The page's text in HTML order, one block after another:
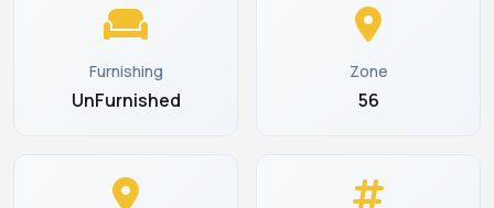
Furnishing
UnFurnished
Zone
56